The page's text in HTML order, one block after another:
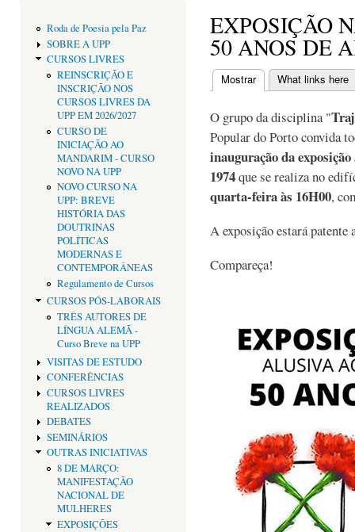
Roda de Poesia pela Paz
SOBRE A UPP
CURSOS LIVRES
REINSCRIÇÃO E
INSCRIÇÃO NOS
CURSOS LIVRES DA
UPP EM 2026/2027
CURSO DE
INICIAÇÃO AO
MANDARIM - CURSO
NOVO NA UPP
NOVO CURSO NA
UPP: BREVE
HISTÓRIA DAS
DOUTRINAS
POLÍTICAS
MODERNAS E
CONTEMPORÂNEAS
Regulamento de Cursos
CURSOS PÓS-LABORAIS
TRÊS AUTORES DE
LÍNGUA ALEMÃ -
Curso Breve na UPP
VISITAS DE ESTUDO
CONFERÊNCIAS
CURSOS LIVRES
REALIZADOS
DEBATES
SEMINÁRIOS
OUTRAS INICIATIVAS
8 DE MARÇO:
MANIFESTAÇÃO
NACIONAL DE
MULHERES
EXPOSIÇÕES
EXPOSIÇÃO
50 ANOS DE
Separadores
Mostrar(separador ativo)
What links here
O grupo da disciplina "
Popular do Porto convida
inauguração da
1974que se realiza no
quarta-feira às 16H00,
A exposição estará
Compareça!